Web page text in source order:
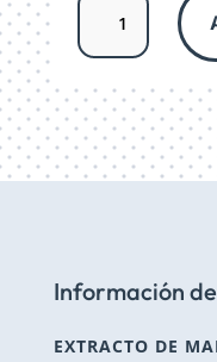
líquido
de
/
Matricaria
chamomilla
Información
EXTRACTO DE